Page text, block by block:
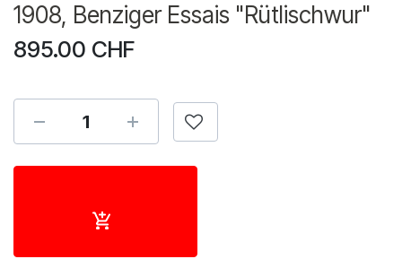
1908, Benziger Essais "Rütlischwur"
895.00 CHF